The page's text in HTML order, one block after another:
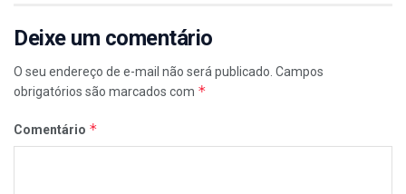
Deixe um comentário
O seu endereço de e-mail não será publicado. Campos
obrigatórios são marcados com *
Comentário *